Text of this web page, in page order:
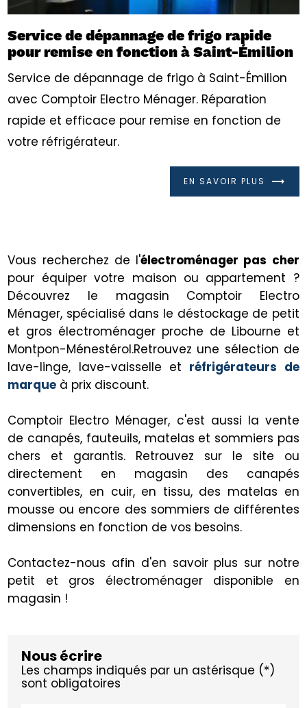
Service de dépannage de frigo rapide
pour remise en fonction à Saint-Émilion
Service de dépannage de frigo à Saint-Émilion
avec Comptoir Electro Ménager. Réparation
rapide et efficace pour remise en fonction de
votre réfrigérateur.
EN SAVOIR PLUS
Vous recherchez de l'électroménager pas cher
pour équiper votre maison ou appartement ?
Découvrez le magasin Comptoir Electro
Ménager, spécialisé dans le déstockage de petit
et gros électroménager proche de Libourne et
Montpon-Ménestérol.Retrouvez une sélection de
lave-linge, lave-vaisselle et réfrigérateurs de
marque à prix discount.
Comptoir Electro Ménager, c'est aussi la vente
de canapés, fauteuils, matelas et sommiers pas
chers et garantis. Retrouvez sur le site ou
directement en magasin des canapés
convertibles, en cuir, en tissu, des matelas en
mousse ou encore des sommiers de différentes
dimensions en fonction de vos besoins.
Contactez-nous afin d'en savoir plus sur notre
petit et gros électroménager disponible en
magasin !
Nous écrire
Les champs indiqués par un astérisque (*)
sont obligatoires